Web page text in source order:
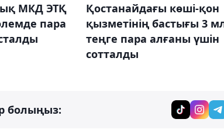
МКД ЭТҚ
пара
Қостанайдағы көші-қон
қызметінің бастығы 3
теңге пара алғаны үшін
сотталды
болыңыз: